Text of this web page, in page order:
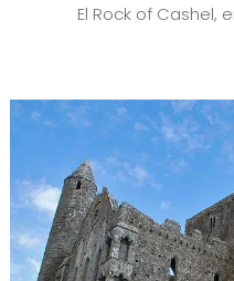
El Rock of Cashel,